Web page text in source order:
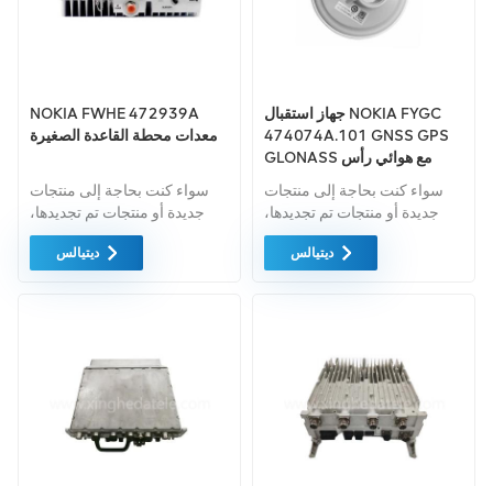
NOKIA FWHE 472939A
معدات محطة القاعدة الصغيرة
سواء كنت بحاجة إلى منتجات
جديدة أو منتجات تم تجديدها،
فإن الضمان الشامل هو المعيار
القياسي. نحن نشتري فقط
مستويات الجودة، ويتم توفير كل
ديتيالس
جهاز استقبال NOKIA FYGC
474074A.101 GNSS GPS
GLONASS مع هوائي رأس
الفطر
سواء كنت بحاجة إلى منتجات
جديدة أو منتجات تم تجديدها،
فإن الضمان الشامل هو المعيار
القياسي. فنحن نشتري فقط
أعلى مستويات الجودة. ويتم
ديتيالس